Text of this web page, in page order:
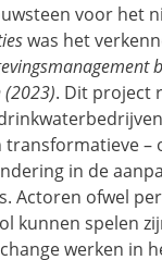
voor het
was het
(2023). Dit project
transformatieve–
in de
Actoren ofwel
kunnen spelen
werken in